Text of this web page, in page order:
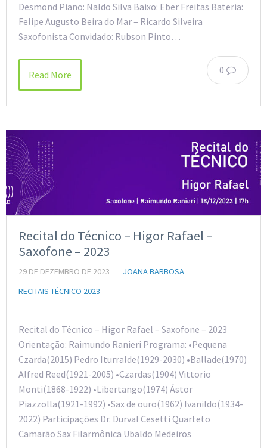
Desmond Piano: Naldo Silva Baixo: Eber Freitas Bateria:
Felipe Augusto Beira do Mar – Ricardo Silveira
Saxofonista Convidado: Rubson Pinto…
0
Read More
Recital do Técnico – Higor Rafael –
Saxofone – 2023
29 DE DEZEMBRO DE 2023
JOANA BARBOSA
RECITAIS TÉCNICO 2023
Recital do Técnico – Higor Rafael – Saxofone – 2023
Orientação: Raimundo Ranieri Programa: •Pequena
Czarda(2015) Pedro Iturralde(1929-2030) •Ballade(1970)
Alfred Reed(1921-2005) •Czardas(1904) Vittorio
Monti(1868-1922) •Libertango(1974) Ástor
Piazzolla(1921-1992) •Sax de ouro(1962) Ivanildo(1934-
2022) Participações Dr. Durval Cesetti Quarteto
Camarão Sax Filarmônica Ubaldo Medeiros